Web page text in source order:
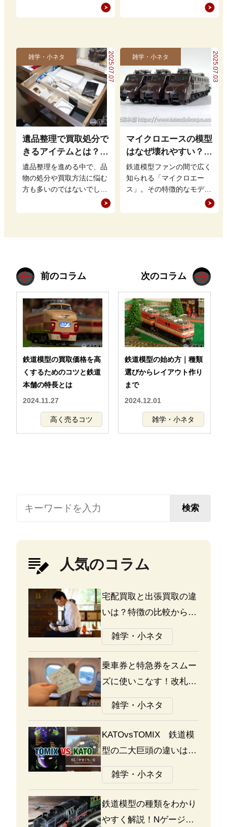
見の相違や思い出の品をど
う扱うかという問題から、
しかし、どこから手をつけ
れば良いのかやり方が分か
2025.07.07
雑学・小ネタ
遺品整理で買取処分で
きるアイテムとは？鉄
道グッズを高く売るポ
イントも
遺品整理を進める中で、品
物の処分や買取方法に悩む
方も多いのではないでしょ
うか。特に、まだ価値のあ
る品物は適切に買取に出す
2025.07.03
雑学・小ネタ
マイクロエースの模型
はなぜ壊れやすい？｜
特徴と対策を解説
鉄道模型ファンの間で広く
知られる「マイクロエー
ス」。その特徴的なモデル
展開や緻密なディテールが
魅力ですが、「壊れやす
前のコラム
鉄道模型の買取価格を高
くするためのコツと鉄道
本舗の特長とは
2024.11.27
高く売るコツ
次のコラム
鉄道模型の始め方｜種類
選びからレイアウト作り
まで
2024.12.01
雑学・小ネタ
検索
人気のコラム
宅配買取と出張買取の違
いは？特徴の比較から探
る選び方のポイント
雑学・小ネタ
乗車券と特急券をスムー
ズに使いこなす！改札の
通り方ガイド
雑学・小ネタ
KATOvsTOMIX 鉄道模
型の二大巨頭の違いは何
か？あなたはどっち派？
雑学・小ネタ
鉄道模型の種類をわかり
やすく解説！Nゲージ、